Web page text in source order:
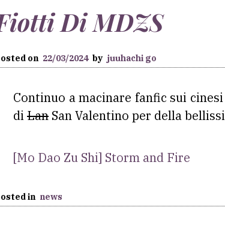
Di MDZS
on 22/03/2024 by juuhachi go
Continuo a macinare fanfic sui
di Lan San Valentino per della
[Mo Dao Zu Shi] Storm and Fire
in news